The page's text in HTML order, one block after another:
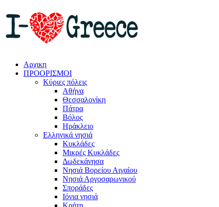
Αρχικη
ΠΡΟΟΡΙΣΜΟΙ
Κύριες πόλεις
Αθήνα
Θεσσαλονίκη
Πάτρα
Βόλος
Ηράκλειο
Ελληνικά νησιά
Κυκλάδες
Μικρές Κυκλάδες
Δωδεκάνησα
Νησιά Βορείου Αιγαίου
Νησιά Αργοσαρωνικού
Σποράδες
Ιόνια νησιά
Κρήτη